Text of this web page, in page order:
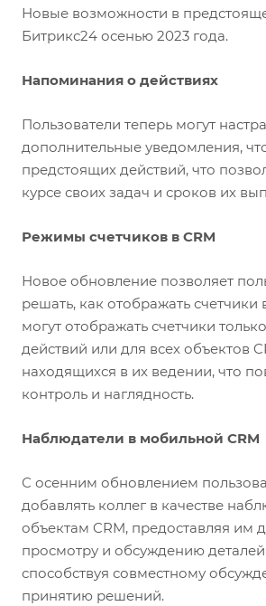
Новые возможности в
Битрикс24 осенью 2023 года.
Напоминания о действиях
Пользователи теперь могут
дополнительные уведомления,
предстоящих действий, что
курсе своих задач и сроков их
Режимы счетчиков в CRM
Новое обновление позволяет
решать, как отображать счетчики
могут отображать счетчики
действий или для всех объектов
находящихся в их ведении, что
контроль и наглядность.
Наблюдатели в мобильной CRM
С осенним обновлением
добавлять коллег в качестве
объектам CRM, предоставляя им
просмотру и обсуждению деталей
способствуя совместному
принятию решений.